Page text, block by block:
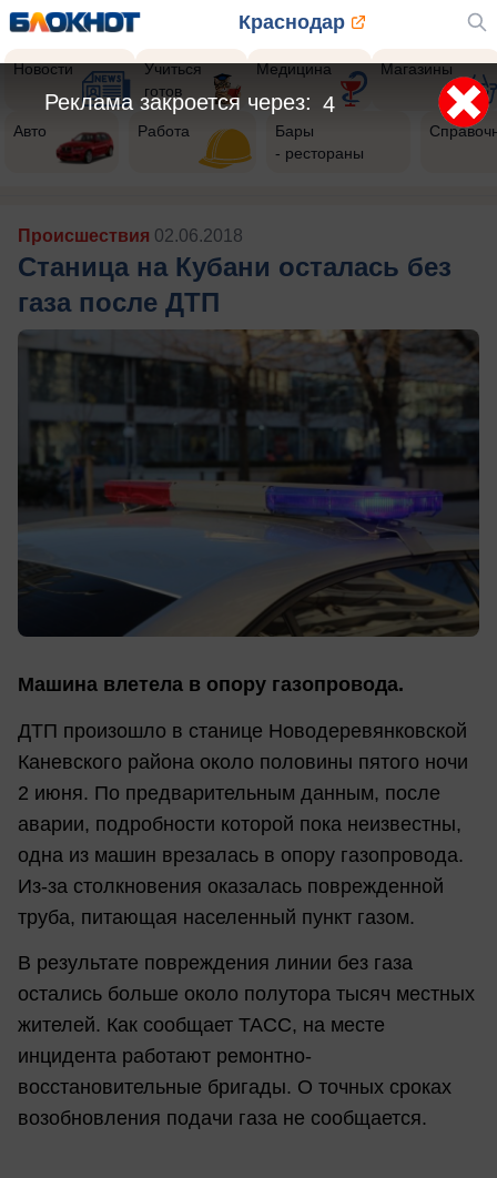
Краснодар
Новости
Учиться
готов
Медицина Магазины
Авто Работа
Бары
- рестораны
Происшествия 02.06.2018
Станица на Кубани осталась без
газа после ДТП
Машина влетела в опору газопровода.
ДТП произошло в станице Новодеревянковской
Каневского района около половины пятого ночи
2 июня. По предварительным данным, после
аварии, подробности которой пока неизвестны,
одна из машин врезалась в опору газопровода.
Из-за столкновения оказалась поврежденной
труба, питающая населенный пункт газом.
В результате повреждения линии без газа
остались больше около полутора тысяч местных
жителей. Как сообщает ТАСС, на месте
инцидента работают ремонтно-
восстановительные бригады. О точных сроках
возобновления подачи газа не сообщается.
2
Реклама закроется через: